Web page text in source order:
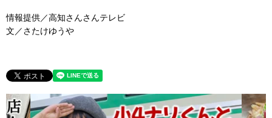
情報提供／高知さんさんテレビ
文／さたけゆうや